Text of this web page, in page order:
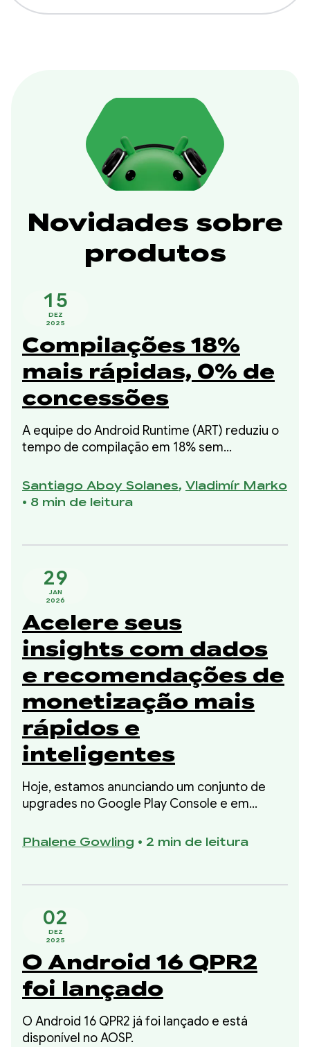
Novidades sobre
produtos
15
DEZ
2025
Compilações 18%
mais rápidas, 0% de
concessões
A equipe do Android Runtime (ART) reduziu o
tempo de compilação em 18% sem
qualquer regressão de memória de pico. Essa
melhoria fez parte da nossa iniciativa de 2025
código compilado.
Santiago Aboy Solanes, Vladimír Marko
• 8 min de leitura
29
JAN
2026
Acelere seus
insights com dados
e recomendações de
monetização mais
rápidos e
inteligentes
Hoje, estamos anunciando um conjunto de
upgrades no Google Play Console e em
sobre sua performance financeira e etapas
específicas baseadas em dados para
Phalene Gowling • 2 min de leitura
02
DEZ
2025
O Android 16 QPR2
foi lançado
O Android 16 QPR2 já foi lançado e está
disponível no AOSP.